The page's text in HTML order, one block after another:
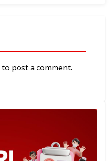
to post a comment.